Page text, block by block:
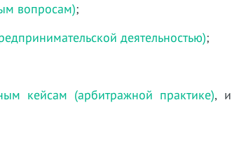
вопросам);
деятельностью);
кейсам (арбитражной практике), и